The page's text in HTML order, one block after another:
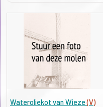
Wateroliekot van Wieze(V)